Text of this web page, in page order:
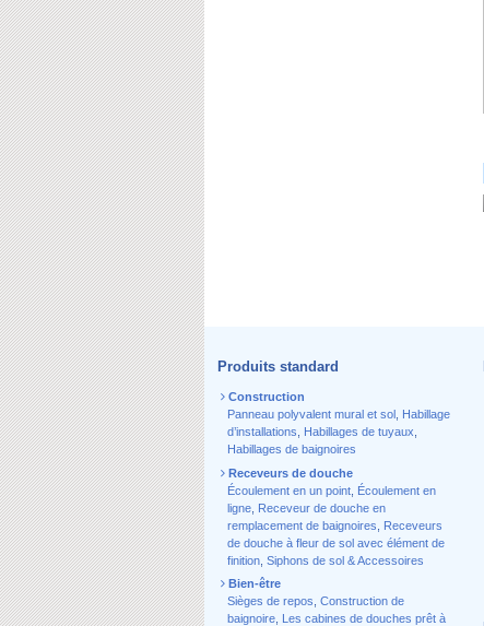
Produits standard
Construction
Panneau polyvalent mural et sol Habillage
d’installations
Habillages de tuyaux
Habillages de baignoires
Receveurs de douche
Écoulement en un point Écoulement en
ligne Receveur de douche en
remplacement de baignoires
Receveurs
de douche à fleur de sol avec élément de
finition Siphons de sol & Accessoires
Bien-être
Sièges de repos Construction de
baignoire
Les cabines de douches prêt à